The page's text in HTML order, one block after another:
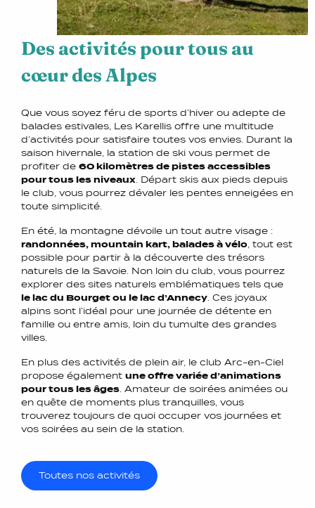
Des activités pour tous au
cœur des Alpes
Que vous soyez féru de sports d’hiver ou adepte de
balades estivales, Les Karellis offre une multitude
d’activités pour satisfaire toutes vos envies. Durant la
saison hivernale, la station de ski vous permet de
profiter de 60 kilomètres de pistes accessibles
pour tous les niveaux. Départ skis aux pieds depuis
le club, vous pourrez dévaler les pentes enneigées en
toute simplicité.
En été, la montagne dévoile un tout autre visage :
randonnées, mountain kart, balades à vélo, tout est
possible pour partir à la découverte des trésors
naturels de la Savoie. Non loin du club, vous pourrez
explorer des sites naturels emblématiques tels que
le lac du Bourget ou le lac d’Annecy. Ces joyaux
alpins sont l’idéal pour une journée de détente en
famille ou entre amis, loin du tumulte des grandes
villes.
En plus des activités de plein air, le club Arc-en-Ciel
propose également une offre variée d’animations
pour tous les âges. Amateur de soirées animées ou
en quête de moments plus tranquilles, vous
trouverez toujours de quoi occuper vos journées et
vos soirées au sein de la station.
Toutes nos activités